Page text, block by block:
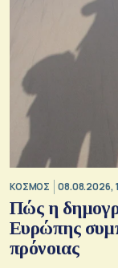
ΚΟΣΜΟΣ 08.08.2026,
Πώς η
Ευρώπης
πρόνοιας